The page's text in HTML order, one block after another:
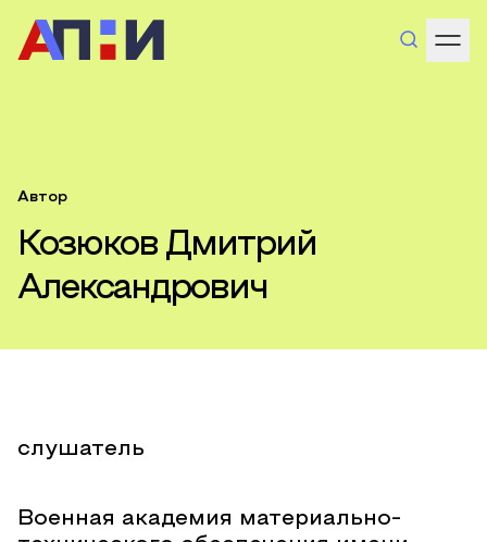
Автор
Козюков Дмитрий
Александрович
слушатель
Военная академия материально-